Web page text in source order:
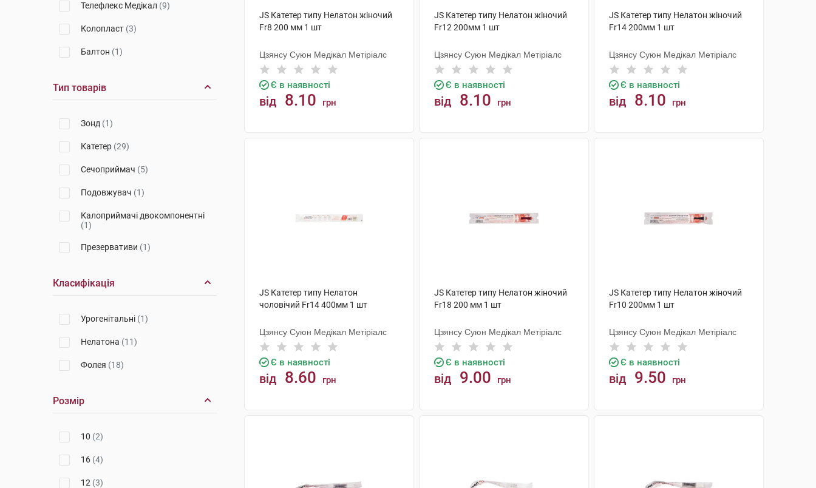
Телефлекс Медікал (9)
Колопласт (3)
Балтон (1)
Тип товарів
Зонд (1)
Катетер (29)
Сечоприймач (5)
Подовжувач (1)
Калоприймачі двокомпонентні
(1)
Презервативи (1)
Класифікація
Урогенітальні (1)
Нелатона (11)
Фолея (18)
Розмір
10 (2)
16 (4)
12 (3)
JS Катетер типу Нелатон жіночий
Fr8 200 мм 1 шт
Цзянсу Суюн Медікал Метіріалс
Є в наявності
від 8.10 грн
JS Катетер типу Нелатон жіночий
Fr12 200мм 1 шт
Цзянсу Суюн Медікал Метіріалс
Є в наявності
від 8.10 грн
JS Катетер типу Нелатон жіночий
Fr14 200мм 1 шт
Цзянсу Суюн Медікал Метіріалс
Є в наявності
від 8.10 грн
JS Катетер типу Нелатон
чоловічий Fr14 400мм 1 шт
Цзянсу Суюн Медікал Метіріалс
Є в наявності
від 8.60 грн
JS Катетер типу Нелатон жіночий
Fr18 200 мм 1 шт
Цзянсу Суюн Медікал Метіріалс
Є в наявності
від 9.00 грн
JS Катетер типу Нелатон жіночий
Fr10 200мм 1 шт
Цзянсу Суюн Медікал Метіріалс
Є в наявності
від 9.50 грн